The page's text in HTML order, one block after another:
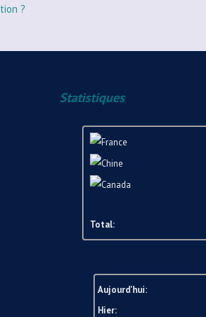
?
Statistiques
Total:
Aujourd'hui:
Hier: